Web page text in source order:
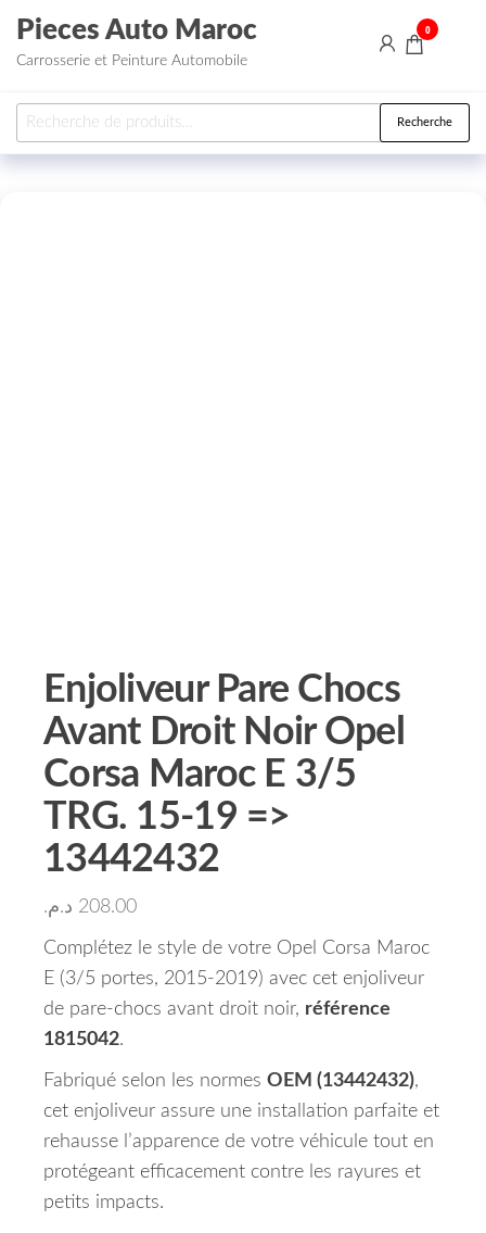
Aller au contenu
Pieces Auto Maroc
Carrosserie et Peinture Automobile
0
Recherche pour : Recherche
Enjoliveur Pare Chocs
Avant Droit Noir Opel
Corsa Maroc E 3/5
TRG. 15-19 =>
13442432
208.00 د.م.
Complétez le style de votre Opel Corsa Maroc
E (3/5 portes, 2015-2019) avec cet enjoliveur
de pare-chocs avant droit noir, référence
1815042.
Fabriqué selon les normes OEM (13442432),
cet enjoliveur assure une installation parfaite et
rehausse l’apparence de votre véhicule tout en
protégeant efficacement contre les rayures et
petits impacts.